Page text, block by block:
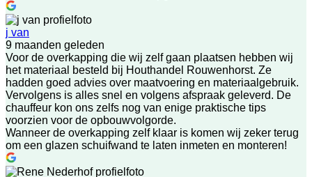
j van
9 maanden geleden
Voor de overkapping die wij zelf gaan plaatsen hebben wij
het materiaal besteld bij Houthandel Rouwenhorst. Ze
hadden goed advies over maatvoering en materiaalgebruik.
Vervolgens is alles snel en volgens afspraak geleverd. De
chauffeur kon ons zelfs nog van enige praktische tips
voorzien voor de opbouwvolgorde.
Wanneer de overkapping zelf klaar is komen wij zeker terug
om een glazen schuifwand te laten inmeten en monteren!